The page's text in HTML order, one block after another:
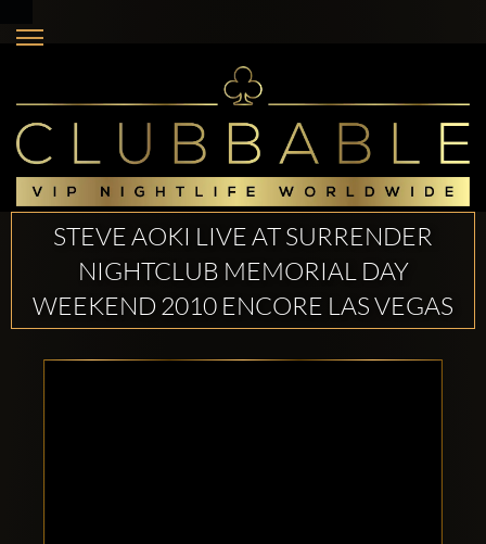
STEVE AOKI LIVE AT SURRENDER
NIGHTCLUB MEMORIAL DAY
WEEKEND 2010 ENCORE LAS VEGAS